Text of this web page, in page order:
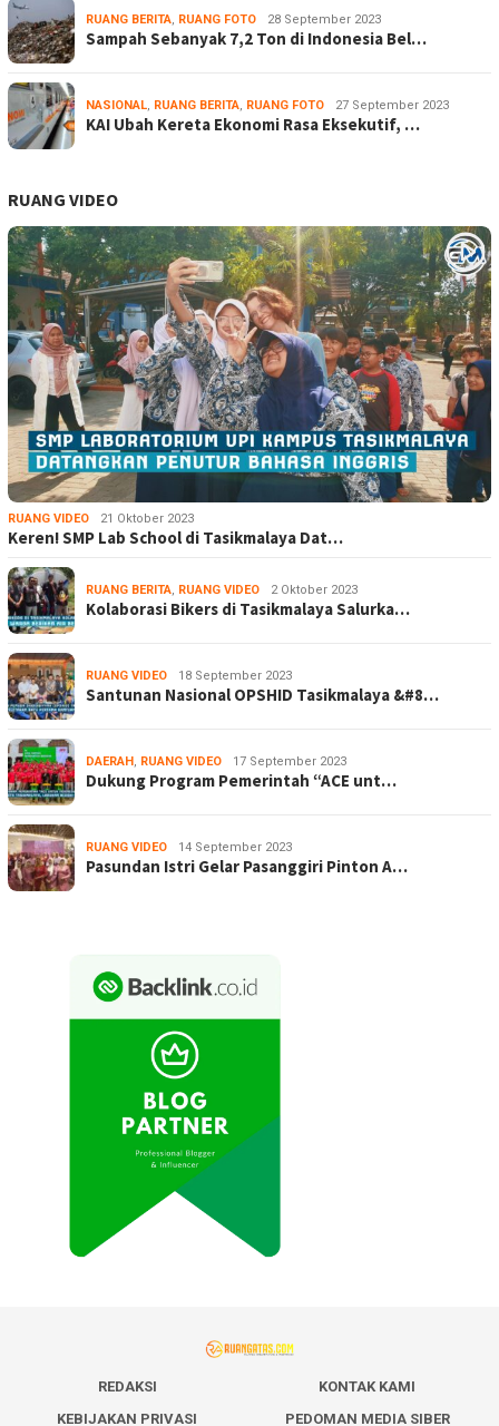
RUANG BERITA RUANG FOTO 28 September 2023
Sampah Sebanyak 7,2 Ton di Indonesia Bel…
NASIONAL RUANG BERITA RUANG FOTO 27 September 2023
KAI Ubah Kereta Ekonomi Rasa Eksekutif, …
RUANG VIDEO
RUANG VIDEO 21 Oktober 2023
Keren! SMP Lab School di Tasikmalaya Dat…
RUANG BERITA RUANG VIDEO 2 Oktober 2023
Kolaborasi Bikers di Tasikmalaya Salurka…
RUANG VIDEO 18 September 2023
Santunan Nasional OPSHID Tasikmalaya &#8…
DAERAH RUANG VIDEO 17 September 2023
Dukung Program Pemerintah “ACE unt…
RUANG VIDEO 14 September 2023
Pasundan Istri Gelar Pasanggiri Pinton A…
REDAKSI
KONTAK KAMI
KEBIJAKAN PRIVASI
PEDOMAN MEDIA SIBER